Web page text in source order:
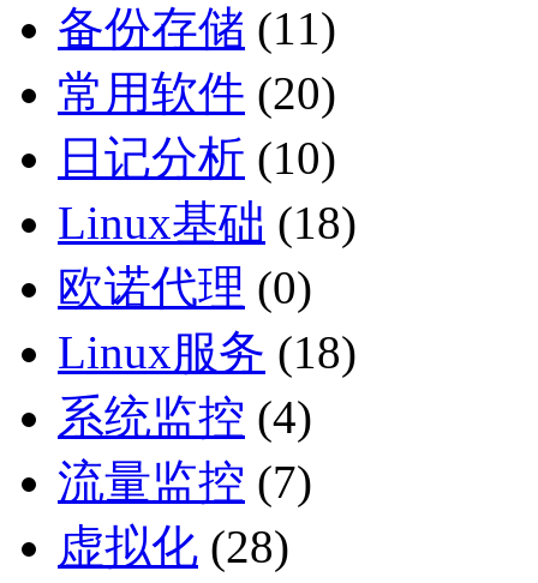
备份存储 (11)
常用软件 (20)
日记分析 (10)
Linux基础 (18)
欧诺代理 (0)
Linux服务 (18)
系统监控 (4)
流量监控 (7)
虚拟化 (28)